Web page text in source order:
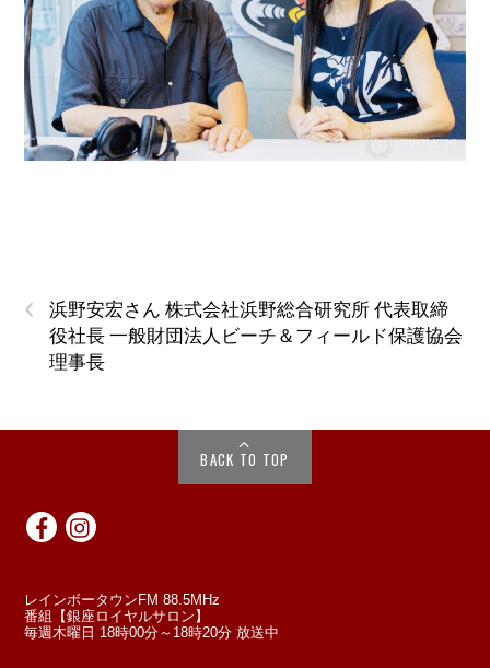
‹
浜野安宏さん 株式会社浜野総合研究所 代表取締
役社長 一般財団法人ビーチ＆フィールド保護協会
理事長
BACK TO TOP
レインボータウンFM 88.5MHz
番組【銀座ロイヤルサロン】
毎週木曜日 18時00分～18時20分 放送中